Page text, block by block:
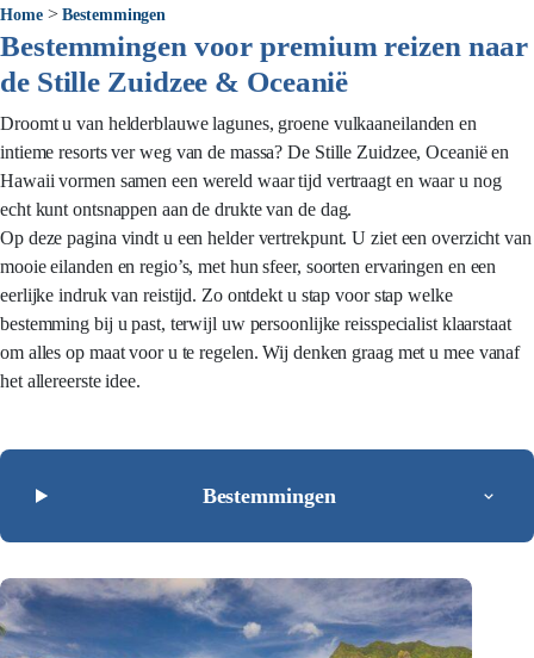
Home>Bestemmingen
Bestemmingen voor premium reizen naar
de Stille Zuidzee & Oceanië
Droomt u van helderblauwe lagunes, groene vulkaaneilanden en
intieme resorts ver weg van de massa? De Stille Zuidzee, Oceanië en
Hawaii vormen samen een wereld waar tijd vertraagt en waar u nog
echt kunt ontsnappen aan de drukte van de dag.
Op deze pagina vindt u een helder vertrekpunt. U ziet een overzicht van
mooie eilanden en regio’s, met hun sfeer, soorten ervaringen en een
eerlijke indruk van reistijd. Zo ontdekt u stap voor stap welke
bestemming bij u past, terwijl uw persoonlijke reisspecialist klaarstaat
om alles op maat voor u te regelen. Wij denken graag met u mee vanaf
het allereerste idee.
Bestemmingen